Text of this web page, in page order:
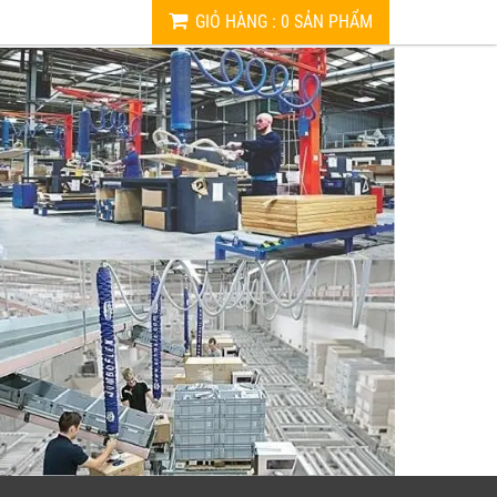
GIỎ HÀNG : 0 SẢN PHẨM